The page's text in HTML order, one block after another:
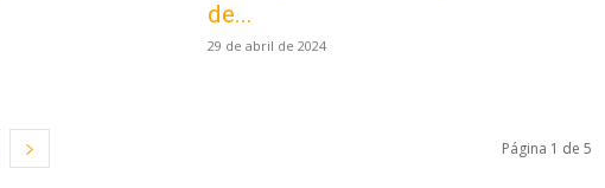
de...
29 de abril de 2024
Página 1 de 5